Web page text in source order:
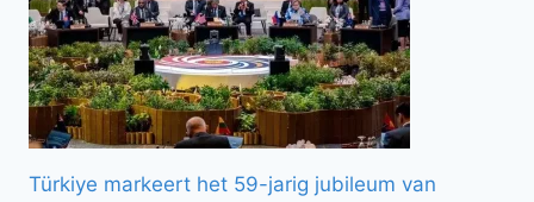
Türkiye markeert het 59-jarig jubileum van